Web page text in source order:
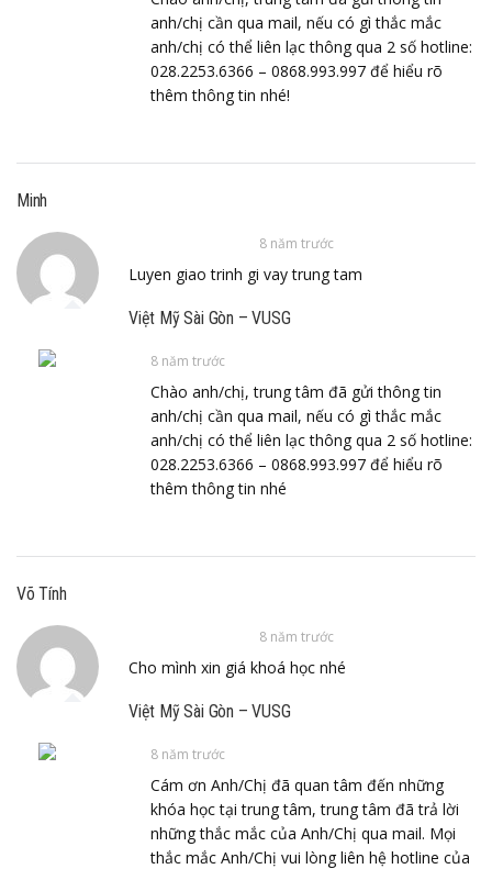
anh/chị cần qua mail, nếu có gì thắc mắc
anh/chị có thể liên lạc thông qua 2 số hotline:
028.2253.6366 – 0868.993.997 để hiểu rõ
thêm thông tin nhé!
Minh
8 năm trước
Luyen giao trinh gi vay trung tam
Việt Mỹ Sài Gòn – VUSG
8 năm trước
Chào anh/chị, trung tâm đã gửi thông tin
anh/chị cần qua mail, nếu có gì thắc mắc
anh/chị có thể liên lạc thông qua 2 số hotline:
028.2253.6366 – 0868.993.997 để hiểu rõ
thêm thông tin nhé
Võ Tính
8 năm trước
Cho mình xin giá khoá học nhé
Việt Mỹ Sài Gòn – VUSG
8 năm trước
Cám ơn Anh/Chị đã quan tâm đến những
khóa học tại trung tâm, trung tâm đã trả lời
những thắc mắc của Anh/Chị qua mail. Mọi
thắc mắc Anh/Chị vui lòng liên hệ hotline của